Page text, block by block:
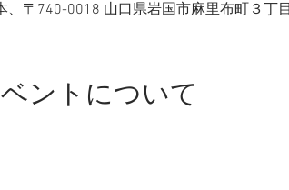
〒740-0018 山口県岩国市麻里布町３丁
ントについて